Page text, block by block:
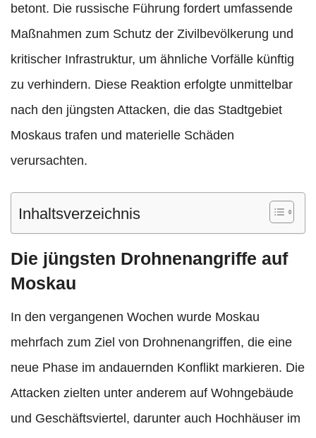
betont. Die russische Führung fordert umfassende
Maßnahmen zum Schutz der Zivilbevölkerung und
kritischer Infrastruktur, um ähnliche Vorfälle künftig
zu verhindern. Diese Reaktion erfolgte unmittelbar
nach den jüngsten Attacken, die das Stadtgebiet
Moskaus trafen und materielle Schäden
verursachten.
Inhaltsverzeichnis
Die jüngsten Drohnenangriffe auf
Moskau
In den vergangenen Wochen wurde Moskau
mehrfach zum Ziel von Drohnenangriffen, die eine
neue Phase im andauernden Konflikt markieren. Die
Attacken zielten unter anderem auf Wohngebäude
und Geschäftsviertel, darunter auch Hochhäuser im